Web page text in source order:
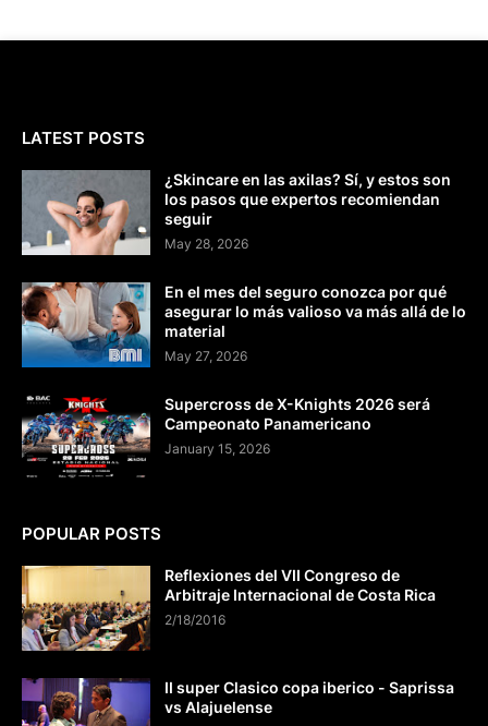
LATEST POSTS
¿Skincare en las axilas? Sí, y estos son
los pasos que expertos recomiendan
seguir
May 28, 2026
En el mes del seguro conozca por qué
asegurar lo más valioso va más allá de lo
material
May 27, 2026
Supercross de X-Knights 2026 será
Campeonato Panamericano
January 15, 2026
POPULAR POSTS
Reflexiones del VII Congreso de
Arbitraje Internacional de Costa Rica
2/18/2016
II super Clasico copa iberico - Saprissa
vs Alajuelense